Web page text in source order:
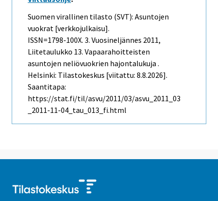
Suomen virallinen tilasto (SVT): Asuntojen
vuokrat [verkkojulkaisu].
ISSN=1798-100X. 3. Vuosineljännes 2011,
Liitetaulukko 13. Vapaarahoitteisten
asuntojen neliövuokrien hajontalukuja .
Helsinki: Tilastokeskus [viitattu: 8.8.2026].
Saantitapa:
https://stat.fi/til/asvu/2011/03/asvu_2011_03
_2011-11-04_tau_013_fi.html